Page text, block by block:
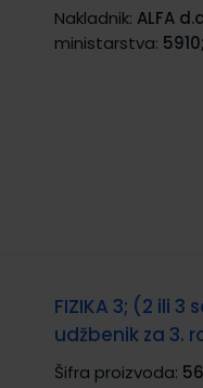
Nakladnik: ALFA
ministarstva:
FIZIKA 3; (2 ili
udžbenik za 3.
Šifra proizvoda: